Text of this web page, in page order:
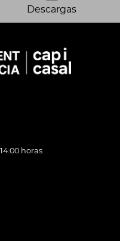
Descargas
horas